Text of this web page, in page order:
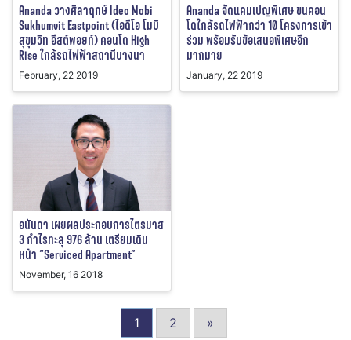
Ananda วางศิลาฤกษ์ Ideo Mobi
Sukhumvit Eastpoint (ไอดีโอ โมบิ
สุขุมวิท อีสต์พอยท์) คอนโด High
Rise ใกล้รถไฟฟ้าสถานีบางนา
February, 22 2019
Ananda จัดแคมเปญพิเศษ ขนคอน
โดใกล้รถไฟฟ้ากว่า 10 โครงการเข้า
ร่วม พร้อมรับข้อเสนอพิเศษอีก
มากมาย
January, 22 2019
อนันดา เผยผลประกอบการไตรมาส
3 กำไรทะลุ 976 ล้าน เตรียมเดิน
หน้า “Serviced Apartment”
November, 16 2018
1 2 »